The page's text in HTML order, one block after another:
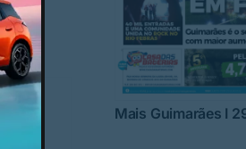
Mais Guimarães I